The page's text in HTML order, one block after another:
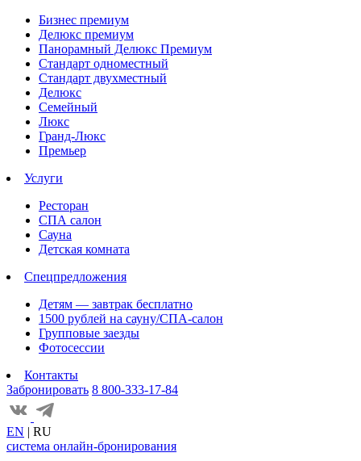
Бизнес премиум
Делюкс премиум
Панорамный Делюкс Премиум
Стандарт одноместный
Стандарт двухместный
Делюкс
Семейный
Люкс
Гранд-Люкс
Премьер
Услуги
Ресторан
СПА салон
Сауна
Детская комната
Спецпредложения
Детям — завтрак бесплатно
1500 рублей на сауну/СПА-салон
Групповые заезды
Фотосессии
Контакты
Забронировать 8 800-333-17-84
EN | RU
система онлайн-бронирования